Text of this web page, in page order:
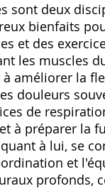
sont deux
bienfaits
et des
les muscles
améliorer la
douleurs
de
à préparer la
à lui, se
et
profonds,